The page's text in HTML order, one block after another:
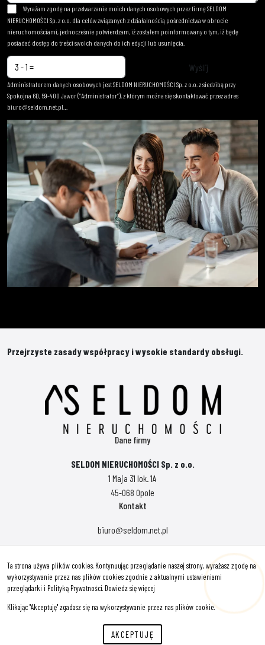
Wyrażam zgodę na przetwarzanie moich danych osobowych przez firmę SELDOM
NIERUCHOMOŚCI Sp. z o.o. dla celów związanych z działalnością pośrednictwa w obrocie
nieruchomościami, jednocześnie potwierdzam, iż zostałem poinformowany o tym, iż będę
posiadać dostęp do treści swoich danych do ich edycji lub usunięcia.
Administratorem danych osobowych jest SELDOM NIERUCHOMOŚCI Sp. z o.o. z siedzibą przy
Spokojna 6D, 59-400 Jawor (“Administrator”), z którym można się skontaktować przez adres
biuro@seldom.net.pl…
Przejrzyste zasady współpracy i wysokie standardy obsługi.
Dane firmy
SELDOM NIERUCHOMOŚCI Sp. z o.o.
1 Maja 31 lok. 1A
45-068 Opole
Kontakt
biuro@seldom.net.pl
Polityka prywatności
Znajdziesz nas tu
Ta strona używa plików cookies. Kontynuując przeglądanie naszej strony, wyrażasz zgodę na
wykorzystywanie przez nas plików cookies zgodnie z aktualnymi ustawieniami
przeglądarki i Polityką Prywatności. Dowiedz się więcej
Klikając "Akceptuję" zgadasz się na wykorzystywanie przez nas plików cookie.
AKCEPTUJĘ
Hej! Chętnie Ci pomogę